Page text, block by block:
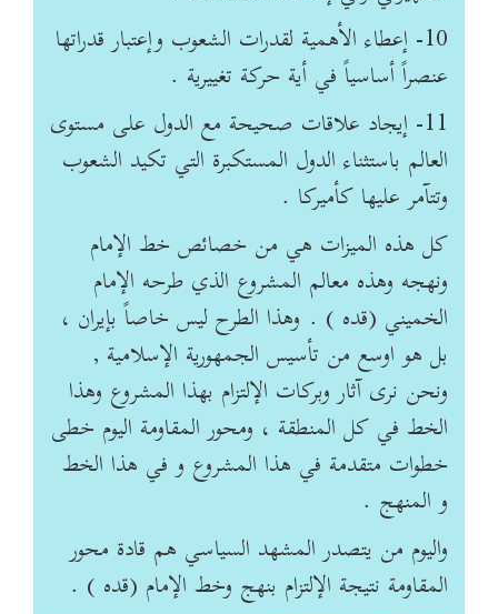
10- إعطاء الأهمية لقدرات الشعوب وإعتبار قدراتها
عنصراً أساسياً في أية حركة تغييرية .
11- إيجاد علاقات صحيحة مع الدول على مستوى
العالم باستثناء الدول المستكبرة التي تكيد الشعوب
وتتآمر عليها كأميركا .
كل هذه الميزات هي من خصائص خط الإمام
ونهجه وهذه معالم المشروع الذي طرحه الإمام
الخميني (قده ) . وهذا الطرح ليس خاصاً بإيران ،
بل هو اوسع من تأسيس الجمهورية الإسلامية ,
ونحن نرى آثار وبركات الإلتزام بهذا المشروع وهذا
الخط في كل المنطقة ، ومحور المقاومة اليوم خطى
خطوات متقدمة في هذا المشروع و في هذا الخط
و المنهج .
واليوم من يتصدر المشهد السياسي هم قادة محور
المقاومة نتيجة الإلتزام بنهج وخط الإمام (قده ) .